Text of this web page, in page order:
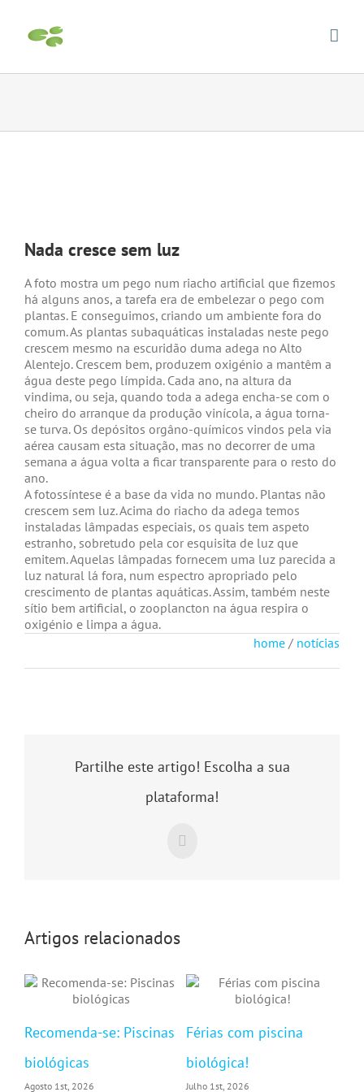
content
Image
Nada cresce sem luz
A foto mostra um pego num riacho artificial que fizemos
há alguns anos, a tarefa era de embelezar o pego com
plantas. E conseguimos, criando um ambiente fora do
comum. As plantas subaquáticas instaladas neste pego
crescem mesmo na escuridão duma adega no Alto
Alentejo. Crescem bem, produzem oxigénio a mantêm a
água deste pego límpida. Cada ano, na altura da
vindima, ou seja, quando toda a adega encha-se com o
cheiro do arranque da produção vinícola, a água torna-
se turva. Os depósitos orgâno-químicos vindos pela via
aérea causam esta situação, mas no decorrer de uma
semana a água volta a ficar transparente para o resto do
ano.
A fotossíntese é a base da vida no mundo. Plantas não
crescem sem luz. Acima do riacho da adega temos
instaladas lâmpadas especiais, os quais tem aspeto
estranho, sobretudo pela cor esquisita de luz que
emitem. Aquelas lâmpadas fornecem uma luz parecida a
luz natural lá fora, num espectro apropriado pelo
crescimento de plantas aquáticas. Assim, também neste
sítio bem artificial, o zooplancton na água respira o
oxigénio e limpa a água.
home / notícias
Partilhe este artigo! Escolha a sua
plataforma!
Facebook
Artigos relacionados
Recomenda-se: Piscinas
biológicas
Agosto 1st, 2026
Férias com piscina
biológica!
Julho 1st, 2026